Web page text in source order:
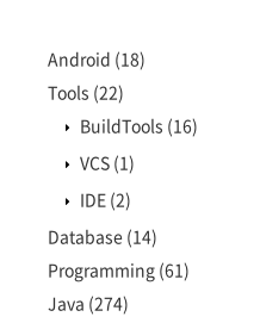
Android (18)
Tools (22)
BuildTools (16)
VCS (1)
IDE (2)
Database (14)
Programming (61)
Java (274)